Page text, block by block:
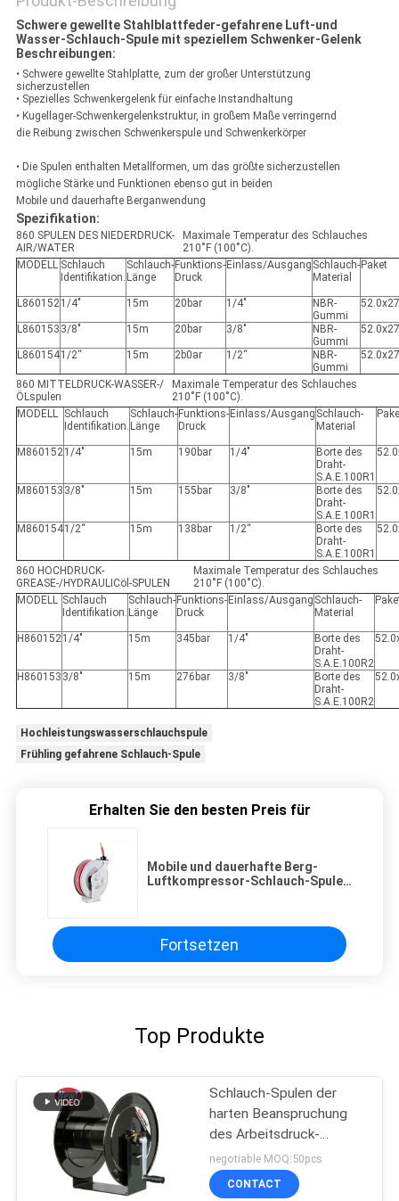
Schwere gewellte Stahlblattfeder-gefahrene Luft-und
Wasser-Schlauch-Spule mit speziellem Schwenker-Gelenk
Beschreibungen:
• Schwere gewellte Stahlplatte, zum der großer Unterstützung
sicherzustellen
• Spezielles Schwenkergelenk für einfache Instandhaltung
• Kugellager-Schwenkergelenkstruktur, in großem Maße verringernd
die Reibung zwischen Schwenkerspule und Schwenkerkörper
• Die Spulen enthalten Metallformen, um das größte sicherzustellen
mögliche Stärke und Funktionen ebenso gut in beiden
Mobile und dauerhafte Berganwendung
Spezifikation:
860 SPULEN DES NIEDERDRUCK-
AIR/WATER
Maximale Temperatur des Schlauches
210˚F (100˚C).
MODELL Schlauch
Identifikation.
Schlauch-
Länge
Funktions-
Druck
Einlass/Ausgang Schlauch-
Material
Paket
L8601521/4" 15m 20bar 1/4"
NBR-
Gummi
L860153 3/8" 15m 20bar 3/8"
NBR-
Gummi
L8601541/2“ 15m 2b0ar 1/2“
NBR-
Gummi
860 MITTELDRUCK-WASSER-/
ÖLspulen
Maximale Temperatur des Schlauches
210˚F (100˚C).
MODELL Schlauch
Identifikation.
Schlauch-
Länge
Funktions-
Druck
Einlass/Ausgang Schlauch-
Material
M8601521/4" 15m 190bar 1/4"
Borte des
Draht-
S.A.E.100R1
M860153 3/8" 15m 155bar 3/8"
Borte des
Draht-
S.A.E.100R1
M8601541/2“ 15m 138bar 1/2“
Borte des
Draht-
S.A.E.100R1
860 HOCHDRUCK-
GREASE-/HYDRAULICöl-SPULEN
Maximale Temperatur des Schlauches
210˚F (100˚C).
MODELL Schlauch
Identifikation.
Schlauch-
Länge
Funktions-
Druck
Einlass/Ausgang Schlauch-
Material
H8601521/4" 15m 345bar 1/4"
Borte des
Draht-
S.A.E.100R2
H860153 3/8" 15m 276bar 3/8"
Borte des
Draht-
S.A.E.100R2
Hochleistungswasserschlauchspule
Frühling gefahrene Schlauch-Spule
Erhalten Sie den besten Preis für
Mobile und dauerhafte Berg-
Luftkompressor-Schlauch-Spule
Fortsetzen
Top Produkte
Schlauch-Spulen der
harten Beanspruchung
des Arbeitsdruck-
4000psi manuelle
reizbare Hand
negotiable MOQ:50pcs
CONTACT